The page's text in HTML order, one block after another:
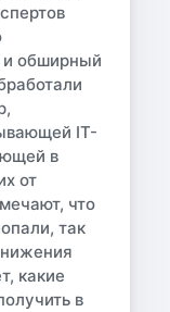
и обширный
IT-
в
от
что
так
какие
в